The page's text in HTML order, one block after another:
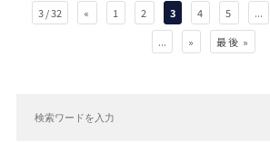
3 / 32 « 1 2 3 4 5 ...
...
» 最後 »